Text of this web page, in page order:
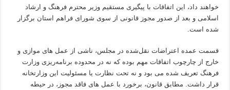
خواهند داد، این اتفاقات با پیگیری مستقیم وزیر محترم فرهنگ و ارشاد
اسلامی و بعد از صدور مجوز قانونی از سوی شورای فراهم استان برگزار
شده است.
قسمت عمده اعتراضات نقل‌شده در مجلس، ناشی از عمل های موازی و
خارج از چارچوب اتفاقات مهم بوده که نه در محدوده برنامه‌ریزی وزارت
فرهنگ تعریف شده می بود و نه تحت نظارت یا مسئولیت این وزارتخانه
قرار داشت. مطابق قانون، برخورد با عمل های فاقد مجوز، در حیطه